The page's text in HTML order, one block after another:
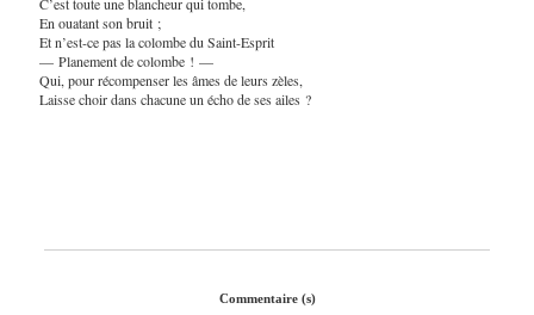
En ouatant son bruit ;
Et n’est-ce pas la colombe du Saint-Esprit
— Planement de colombe ! —
Qui, pour récompenser les âmes de leurs zèles,
Laisse choir dans chacune un écho de ses ailes ?
Commentaire (s)